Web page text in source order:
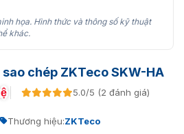
họa. Hình thức và thông số kỹ thuật
khác.
chép ZKTeco SKW-HA
5.0/5 (2 đánh giá)
Thương hiệu:ZKTeco